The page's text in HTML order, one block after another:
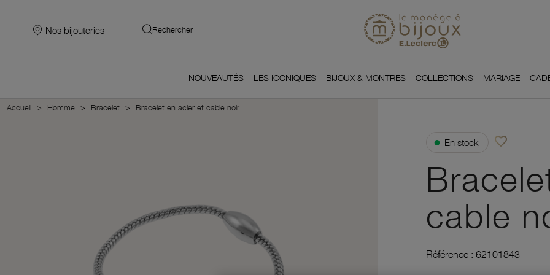
Nos bijouteries Rechercher
NOUVEAUTÉS LES ICONIQUES BIJOUX & MONTRES COLLECTIONS MARIAGE
Accueil Homme Bracelet Bracelet en acier et cable noir
● En stock favorite_borderAjouter à vos
cable
Référence : 62101843